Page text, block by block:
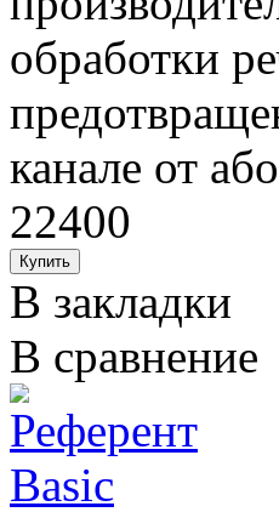
обработки
канале от
22400
В закладки
В сравнение